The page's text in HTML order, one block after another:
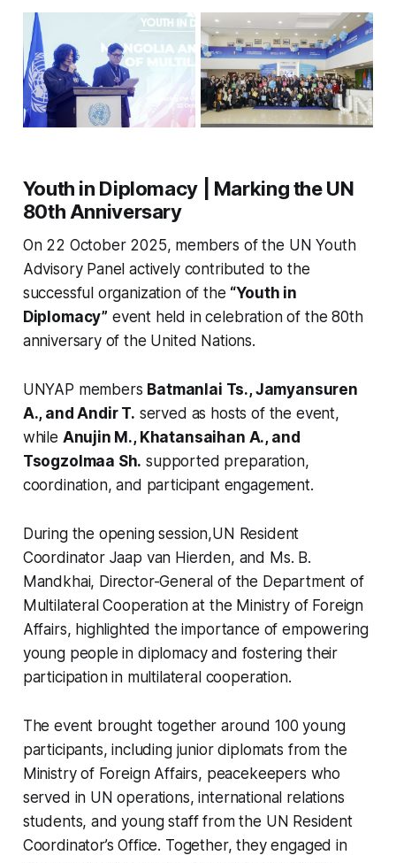
Youth in Diplomacy | Marking the UN
80th Anniversary
On 22 October 2025, members of the UN Youth
Advisory Panel actively contributed to the
successful organization of the “Youth in
Diplomacy” event held in celebration of the 80th
anniversary of the United Nations.
UNYAP members Batmanlai Ts., Jamyansuren
A., and Andir T. served as hosts of the event,
while Anujin M., Khatansaihan A., and
Tsogzolmaa Sh. supported preparation,
coordination, and participant engagement.
During the opening session,UN Resident
Coordinator Jaap van Hierden, and Ms. B.
Mandkhai, Director-General of the Department of
Multilateral Cooperation at the Ministry of Foreign
Affairs, highlighted the importance of empowering
young people in diplomacy and fostering their
participation in multilateral cooperation.
The event brought together around 100 young
participants, including junior diplomats from the
Ministry of Foreign Affairs, peacekeepers who
served in UN operations, international relations
students, and young staff from the UN Resident
Coordinator’s Office. Together, they engaged in